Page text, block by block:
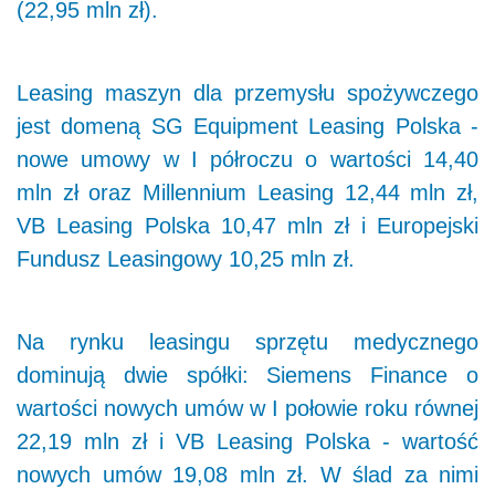
(22,95 mln zł).
Leasing maszyn dla przemysłu spożywczego
jest domeną SG Equipment Leasing Polska -
nowe umowy w I półroczu o wartości 14,40
mln zł oraz Millennium Leasing 12,44 mln zł,
VB Leasing Polska 10,47 mln zł i Europejski
Fundusz Leasingowy 10,25 mln zł.
Na rynku leasingu sprzętu medycznego
dominują dwie spółki: Siemens Finance o
wartości nowych umów w I połowie roku równej
22,19 mln zł i VB Leasing Polska - wartość
nowych umów 19,08 mln zł. W ślad za nimi